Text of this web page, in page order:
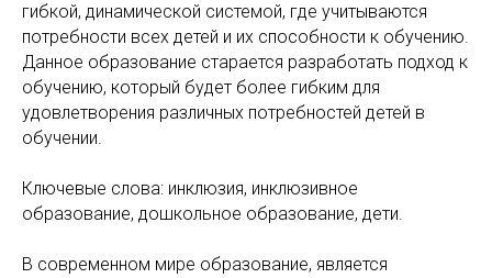
гибкой, динамической системой, где учитываются
потребности всех детей и их способности к обучению.
Данное образование старается разработать подход к
обучению, который будет более гибким для
удовлетворения различных потребностей детей в
обучении.
Ключевые слова: инклюзия, инклюзивное
образование, дошкольное образование, дети.
В современном мире образование, является